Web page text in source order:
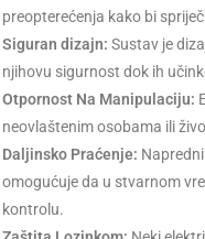
preopterećenja kako bi
Siguran dizajn: Sustav je
njihovu sigurnost dok ih
Otpornost Na Manipulaciju:
neovlaštenim osobama ili
Daljinsko Praćenje:
omogućuje da u stvarnom
kontrolu.